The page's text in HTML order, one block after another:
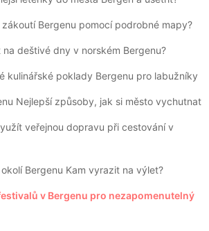
Bergenu pomocí podrobné mapy?
deštivé dny v norském Bergenu?
kulinářské poklady Bergenu pro labužníky
Nejlepší způsoby, jak si město vychutnat
veřejnou dopravu při cestování v
Bergenu Kam vyrazit na výlet?
v Bergenu pro nezapomenutelný